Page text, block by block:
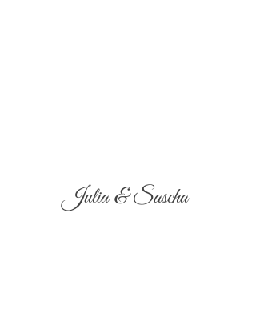
Julia & Sascha